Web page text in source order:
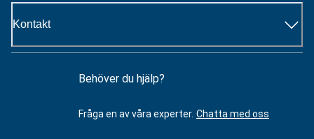
Kontakt
Behöver du hjälp?
Fråga en av våra experter. Chatta med oss